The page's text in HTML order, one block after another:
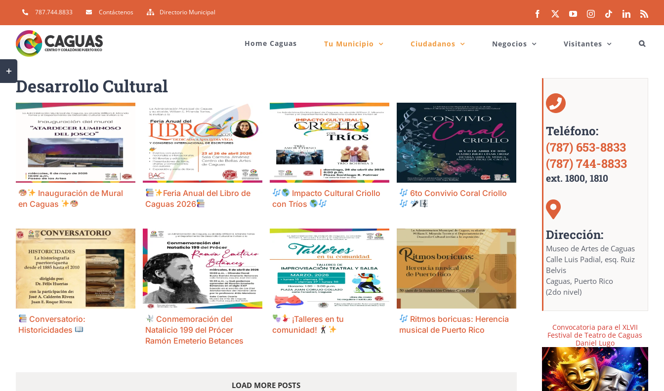
to
content
787.744.8833 Contáctenos Directorio Municipal Facebook YouTubeInstagram
TiktokLinkedIn
Home Caguas Tu Municipio Ciudadanos Negocios Visitantes
Desarrollo Cultural
Inauguración de Mural
en Caguas
Feria Anual del Libro de
Caguas 2026
Impacto Cultural Criollo
con Tríos
6to Convivio Coral Criollo
Conversatorio:
Historicidades
Conmemoración del
Natalicio 199 del Prócer
Ramón Emeterio Betances
¡Talleres en tu
comunidad!
Ritmos boricuas: Herencia
musical de Puerto Rico
LOAD MORE POSTS
Teléfono:
(787) 653-8833
(787) 744-8833
ext. 1800, 1810
Dirección:
Museo de Artes de Caguas
Calle Luis Padial, esq. Ruiz
Belvis
Caguas, Puerto Rico
(2do nivel)
Convocatoria para el XLVII
Festival de Teatro de Caguas
Daniel Lugo
Toggle
Sliding